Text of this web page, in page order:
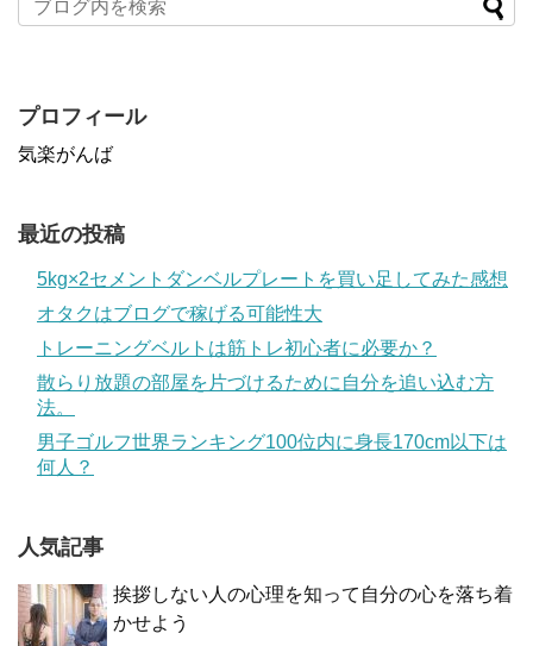
プロフィール
気楽がんば
最近の投稿
5kg×2セメントダンベルプレートを買い足してみた感想
オタクはブログで稼げる可能性大
トレーニングベルトは筋トレ初心者に必要か？
散らり放題の部屋を片づけるために自分を追い込む方
法。
男子ゴルフ世界ランキング100位内に身長170cm以下は
何人？
人気記事
挨拶しない人の心理を知って自分の心を落ち着
かせよう